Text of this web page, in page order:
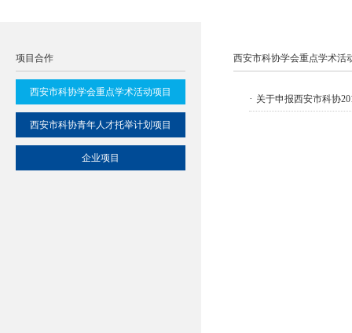
项目合作
西安市科协学会重点学术活动项目
西安市科协青年人才托举计划项目
企业项目
西安市科协学会重点学术活
· 关于申报西安市科协